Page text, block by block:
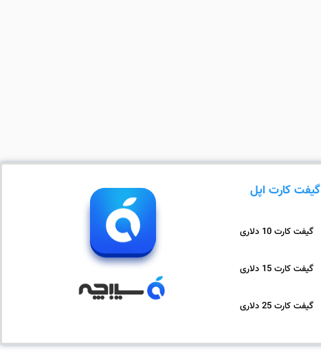
گیفت کارت اپل
گیفت کارت 10 دلاری
گیفت کارت 15 دلاری
گیفت کارت 25 دلاری